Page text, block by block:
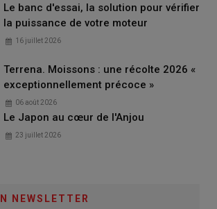
Le banc d'essai, la solution pour vérifier
la puissance de votre moteur
16 juillet 2026
Terrena. Moissons : une récolte 2026 «
exceptionnellement précoce »
06 août 2026
Le Japon au cœur de l'Anjou
23 juillet 2026
NEWSLETTER